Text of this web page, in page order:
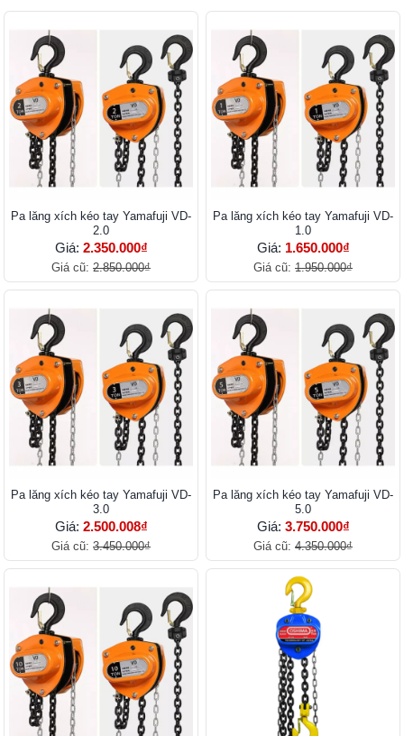
Pa lăng xích kéo tay Yamafuji VD-
2.0
Giá: 2.350.000₫
Giá cũ: 2.850.000₫
Pa lăng xích kéo tay Yamafuji VD-
1.0
Giá: 1.650.000₫
Giá cũ: 1.950.000₫
Pa lăng xích kéo tay Yamafuji VD-
3.0
Giá: 2.500.008₫
Giá cũ: 3.450.000₫
Pa lăng xích kéo tay Yamafuji VD-
5.0
Giá: 3.750.000₫
Giá cũ: 4.350.000₫